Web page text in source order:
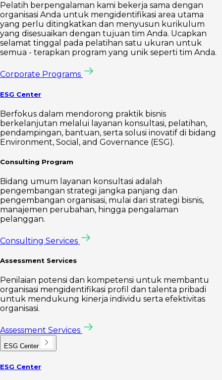
Pelatih berpengalaman kami bekerja sama dengan
organisasi Anda untuk mengidentifikasi area utama
yang perlu ditingkatkan dan menyusun kurikulum
yang disesuaikan dengan tujuan tim Anda. Ucapkan
selamat tinggal pada pelatihan satu ukuran untuk
semua - terapkan program yang unik seperti tim Anda.
Corporate Programs
ESG Center
Berfokus dalam mendorong praktik bisnis
berkelanjutan melalui layanan konsultasi, pelatihan,
pendampingan, bantuan, serta solusi inovatif di bidang
Environment, Social, and Governance (ESG).
Consulting Program
Bidang umum layanan konsultasi adalah
pengembangan strategi jangka panjang dan
pengembangan organisasi, mulai dari strategi bisnis,
manajemen perubahan, hingga pengalaman
pelanggan.
Consulting Services
Assessment Services
Penilaian potensi dan kompetensi untuk membantu
organisasi mengidentifikasi profil dan talenta pribadi
untuk mendukung kinerja individu serta efektivitas
organisasi.
Assessment Services
ESG Center
ESG Center